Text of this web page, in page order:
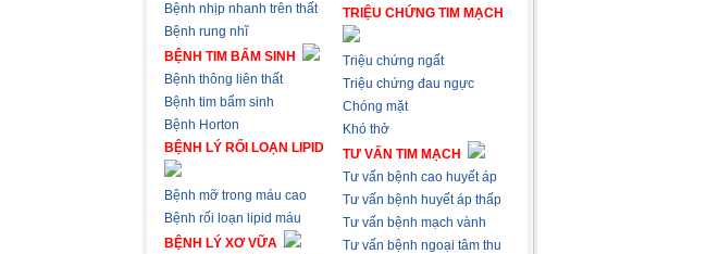
Bệnh nhịp nhanh trên thất
Bệnh rung nhĩ
BỆNH TIM BẨM SINH
Bệnh thông liên thất
Bệnh tim bẩm sinh
Bệnh Horton
BỆNH LÝ RỐI LOẠN LIPID
Bệnh mỡ trong máu cao
Bệnh rối loạn lipid máu
BỆNH LÝ XƠ VỮA
TRIỆU CHỨNG TIM MẠCH
Triệu chứng ngất
Triệu chứng đau ngực
Chóng mặt
Khó thở
TƯ VẤN TIM MẠCH
Tư vấn bệnh cao huyết áp
Tư vấn bệnh huyết áp thấp
Tư vấn bệnh mạch vành
Tư vấn bệnh ngoại tâm thu